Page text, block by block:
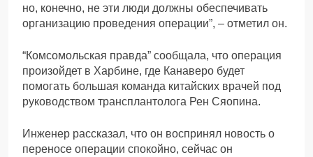
но, конечно, не эти люди должны обеспечивать
организацию проведения операции”, – отметил он.
“Комсомольская правда” сообщала, что операция
произойдет в Харбине, где Канаверо будет
помогать большая команда китайских врачей под
руководством трансплантолога Рен Сяопина.
Инженер рассказал, что он воспринял новость о
переносе операции спокойно, сейчас он